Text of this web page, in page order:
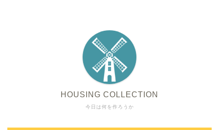
今日は何を作ろうか
HOUSING COLLECTION